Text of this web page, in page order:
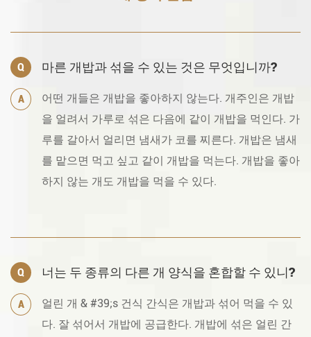
Q 마른 개밥과 섞을 수 있는 것은 무엇입니까?
A
어떤 개들은 개밥을 좋아하지 않는다. 개주인은 개밥
을 얼려서 가루로 섞은 다음에 같이 개밥을 먹인다. 가
루를 갈아서 얼리면 냄새가 코를 찌른다. 개밥은 냄새
를 맡으면 먹고 싶고 같이 개밥을 먹는다. 개밥을 좋아
하지 않는 개도 개밥을 먹을 수 있다.
Q 너는 두 종류의 다른 개 양식을 혼합할 수 있니?
A
얼린 개 & #39;s 건식 간식은 개밥과 섞어 먹을 수 있
다. 잘 섞어서 개밥에 공급한다. 개밥에 섞은 얼린 간